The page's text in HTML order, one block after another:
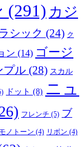
(291) カジ
シック (24) ク
ン (14) ゴージ
プル (28) スカル
ドット (8) ニュ
フレンチ (5) ブ
モノトーン (4) リボン (4)